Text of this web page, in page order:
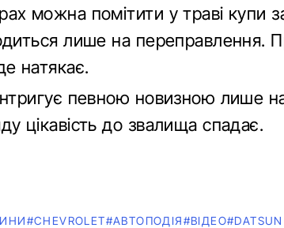
можна помітити у траві купи
лише на переправлення.
натякає.
певною новизною лише
цікавість до звалища спадає.
#CHEVROLET#АВТОПОДІЯ#ВІДЕО#DATSUN